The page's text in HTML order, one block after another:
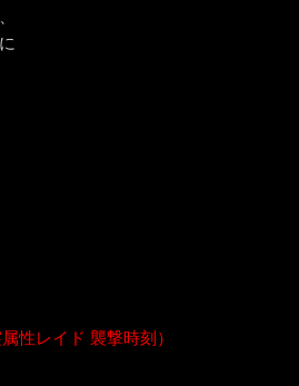
性レイド 襲撃時刻）